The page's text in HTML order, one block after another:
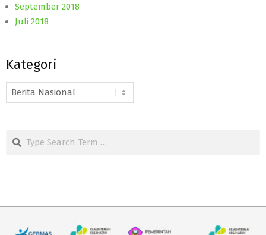
September 2018
Juli 2018
Kategori
Kategori
Search